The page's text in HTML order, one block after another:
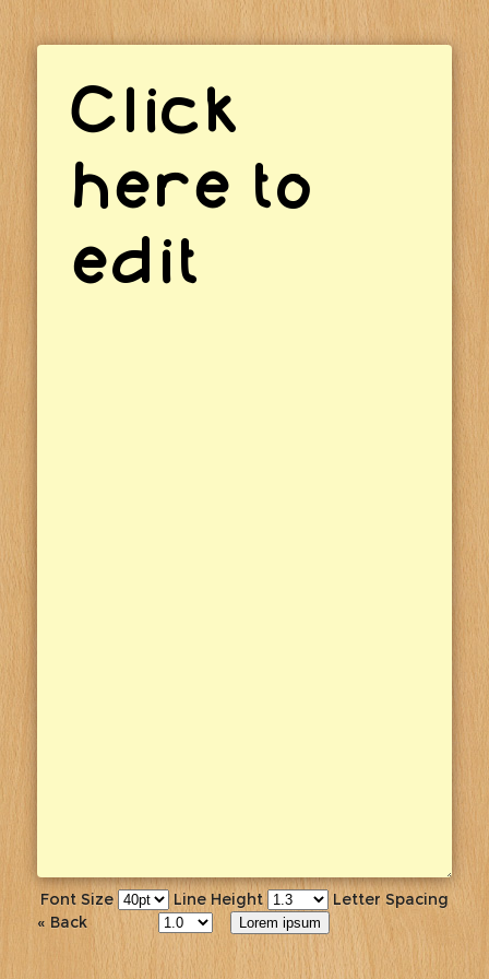
Font Size Line Height Letter Spacing
Lorem ipsum
« Back